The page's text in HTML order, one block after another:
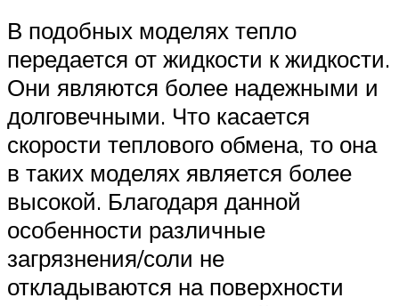
В подобных моделях тепло
передается от жидкости к жидкости.
Они являются более надежными и
долговечными. Что касается
скорости теплового обмена, то она
в таких моделях является более
высокой. Благодаря данной
особенности различные
загрязнения/соли не
откладываются на поверхности